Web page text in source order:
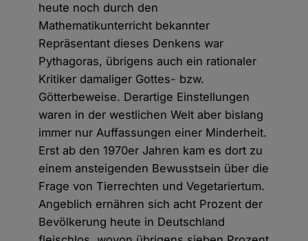
heute noch durch den
Mathematikunterricht bekannter
Repräsentant dieses Denkens war
Pythagoras, übrigens auch ein rationaler
Kritiker damaliger Gottes- bzw.
Götterbeweise. Derartige Einstellungen
waren in der westlichen Welt aber bislang
immer nur Auffassungen einer Minderheit.
Erst ab den 1970er Jahren kam es dort zu
einem ansteigenden Bewusstsein über die
Frage von Tierrechten und Vegetariertum.
Angeblich ernähren sich acht Prozent der
Bevölkerung heute in Deutschland